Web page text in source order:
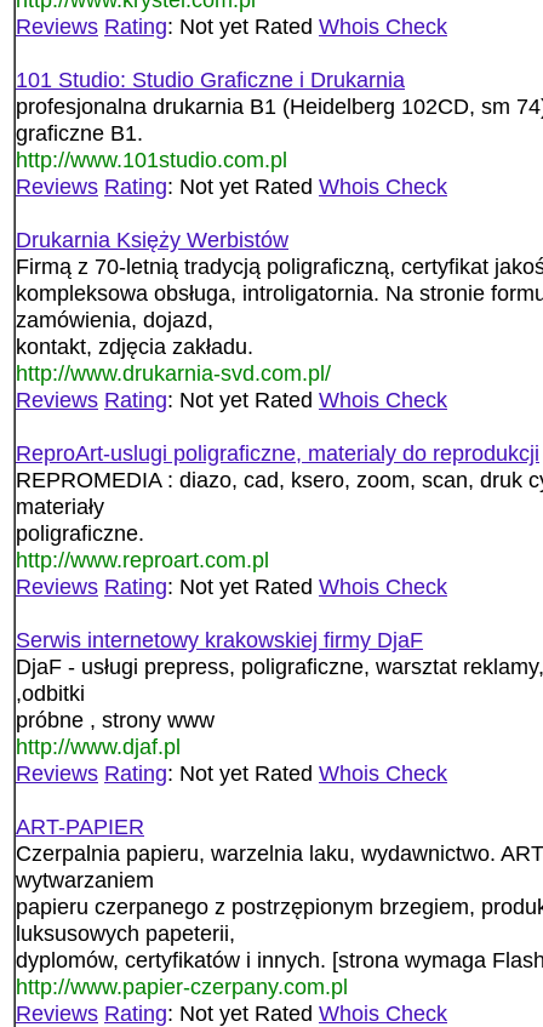
Reviews Rating: Not yet Rated Whois Check
101 Studio: Studio Graficzne i Drukarnia
profesjonalna drukarnia B1 (Heidelberg 102CD, sm
graficzne B1.
http://www.101studio.com.pl
Reviews Rating: Not yet Rated Whois Check
Drukarnia Księży Werbistów
Firmą z 70-letnią tradycją poligraficzną, certyfikat
kompleksowa obsługa, introligatornia. Na stronie
zamówienia, dojazd,
kontakt, zdjęcia zakładu.
http://www.drukarnia-svd.com.pl/
Reviews Rating: Not yet Rated Whois Check
ReproArt-uslugi poligraficzne, materialy do reprodukcji
REPROMEDIA : diazo, cad, ksero, zoom, scan, druk
materiały
poligraficzne.
http://www.reproart.com.pl
Reviews Rating: Not yet Rated Whois Check
Serwis internetowy krakowskiej firmy DjaF
DjaF - usługi prepress, poligraficzne, warsztat
,odbitki
próbne , strony www
http://www.djaf.pl
Reviews Rating: Not yet Rated Whois Check
ART-PAPIER
Czerpalnia papieru, warzelnia laku, wydawnictwo.
wytwarzaniem
papieru czerpanego z postrzępionym brzegiem,
luksusowych papeterii,
dyplomów, certyfikatów i innych. [strona wymaga
http://www.papier-czerpany.com.pl
Reviews Rating: Not yet Rated Whois Check